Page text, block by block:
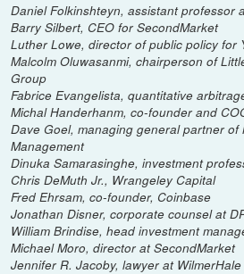
Daniel Folkinshteyn, assistant professor
Barry Silbert, CEO for SecondMarket
Luther Lowe, director of public policy for
Malcolm Oluwasanmi, chairperson of
Group
Fabrice Evangelista, quantitative
Michal Handerhanm, co-founder and
Dave Goel, managing general partner of
Management
Dinuka Samarasinghe, investment
Chris DeMuth Jr., Wrangeley Capital
Fred Ehrsam, co-founder, Coinbase
Jonathan Disner, corporate counsel at
William Brindise, head investment
Michael Moro, director at SecondMarket
Jennifer R. Jacoby, lawyer at WilmerHale